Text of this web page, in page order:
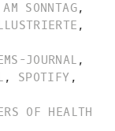
SONNTAG,
,
JOURNAL ,
, SPOTIFY ,
OF HEALTH